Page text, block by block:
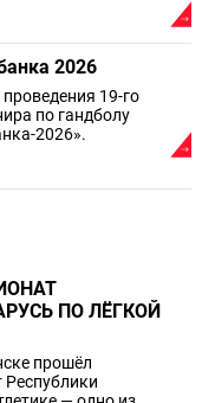
2026
19-го
по гандболу
2026».
ПО ЛЁГКОЙ
прошёл